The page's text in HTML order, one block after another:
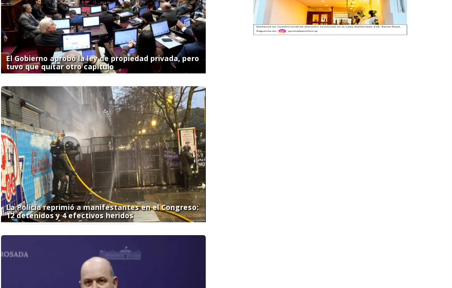
El Gobierno aprobó la ley de propiedad privada, pero
tuvo que quitar otro capítulo
La Policía reprimió a manifestantes en el Congreso:
12 detenidos y 4 efectivos heridos